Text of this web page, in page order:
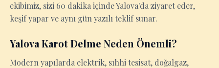
ekibimiz, sizi 60 dakika içinde Yalova'da ziyaret eder,
keşif yapar ve aynı gün yazılı teklif sunar.
Yalova Karot Delme Neden Önemli?
Modern yapılarda elektrik, sıhhi tesisat, doğalgaz,